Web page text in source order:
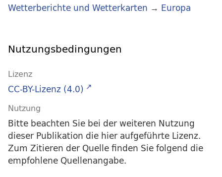
Wetterberichte und Wetterkarten → Europa
Nutzungsbedingungen
Lizenz
CC-BY-Lizenz (4.0)
Nutzung
Bitte beachten Sie bei der weiteren Nutzung
dieser Publikation die hier aufgeführte Lizenz.
Zum Zitieren der Quelle finden Sie folgend die
empfohlene Quellenangabe.